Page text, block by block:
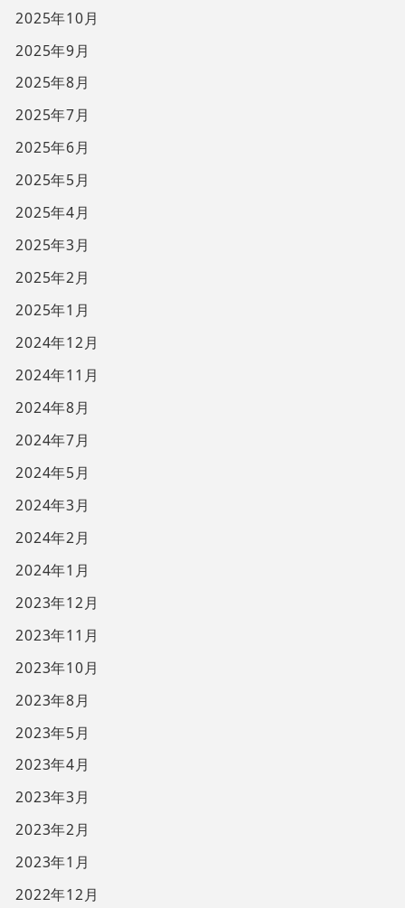
2025年10月
2025年9月
2025年8月
2025年7月
2025年6月
2025年5月
2025年4月
2025年3月
2025年2月
2025年1月
2024年12月
2024年11月
2024年8月
2024年7月
2024年5月
2024年3月
2024年2月
2024年1月
2023年12月
2023年11月
2023年10月
2023年8月
2023年5月
2023年4月
2023年3月
2023年2月
2023年1月
2022年12月